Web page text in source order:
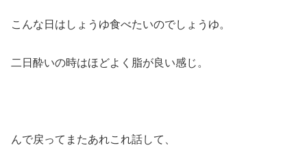
こんな日はしょうゆ食べたいのでしょうゆ。
二日酔いの時はほどよく脂が良い感じ。
んで戻ってまたあれこれ話して、